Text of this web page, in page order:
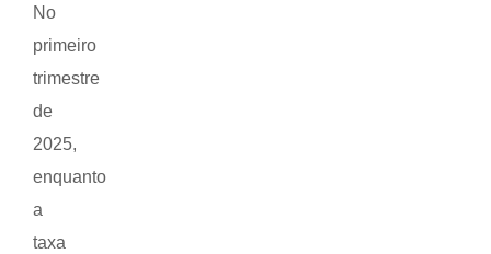
No
primeiro
trimestre
de
2025,
enquanto
a
taxa